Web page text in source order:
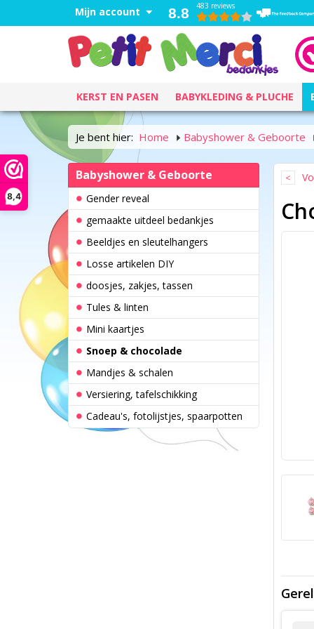
8,4
Mijn account 8.8 483 reviews
KERST EN PASEN BABYKLEDING & PLUCHE
Je bent hier: Home Babyshower & Geboorte
Babyshower & Geboorte
Gender reveal
gemaakte uitdeel bedankjes
Beeldjes en sleutelhangers
Losse artikelen DIY
doosjes, zakjes, tassen
Tules & linten
Mini kaartjes
Snoep & chocolade
Mandjes & schalen
Versiering, tafelschikking
Cadeau's, fotolijstjes, spaarpotten